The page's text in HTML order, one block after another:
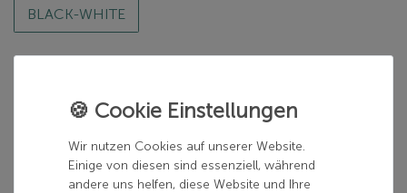
BLACK-WHITE
69,98 €
Versand
Verfügbarkeit: Mehr als 10 verfügbar
Wir nutzen Cookies auf unserer Website.
Einige von diesen sind essenziell, während
andere uns helfen, diese Website und Ihre